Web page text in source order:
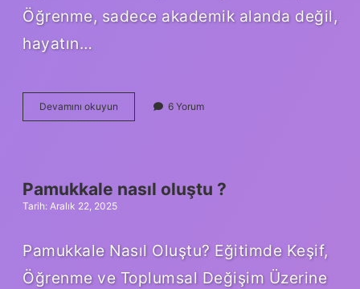
Öğrenme, sadece akademik alanda değil,
hayatın…
Devamını okuyun
ile
6 Yorum
Pamukkale nasıl oluştu ?
Tarih: Aralık 22, 2025
Pamukkale Nasıl Oluştu? Eğitimde Keşif,
Öğrenme ve Toplumsal Değişim Üzerine